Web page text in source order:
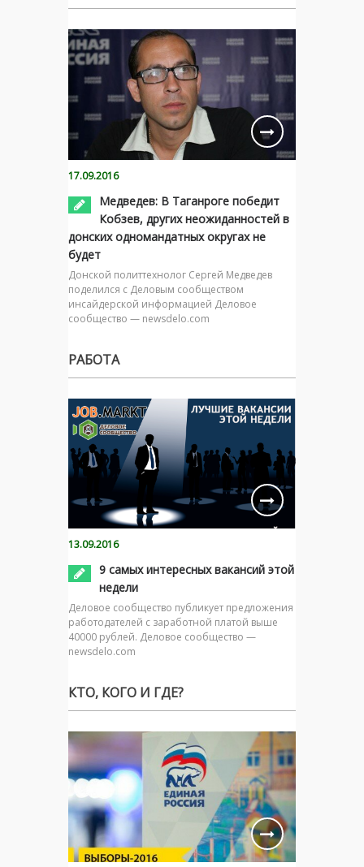
17.09.2016
Медведев: В Таганроге победит
Кобзев, других неожиданностей в
донских одномандатных округах не
будет
Донской политтехнолог Сергей Медведев
поделился с Деловым сообществом
инсайдерской информацией Деловое
сообщество — newsdelo.com
РАБОТА
13.09.2016
9 самых интересных вакансий этой
недели
Деловое сообщество публикует предложения
работодателей с заработной платой выше
40000 рублей. Деловое сообщество —
newsdelo.com
КТО, КОГО И ГДЕ?